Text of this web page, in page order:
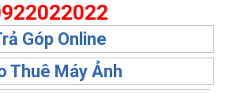
Góp Online
Thuê Máy Ảnh